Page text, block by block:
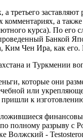
третьего заставляют
комментариях, а
курса). По его
Банкой
Ким Чен Ира, как его.
и Туркмении
которые они
или
к
полному разрыву с
Волжский -